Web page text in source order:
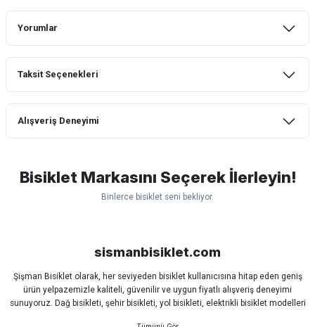
Yorumlar
Taksit Seçenekleri
Alışveriş Deneyimi
lastik yanak kısmından 3cm yarıldı ama
normal sürüşe uygun
Bahriye Akay Tan | 21/07/2026
Siparişim problemsiz geldi teşekkürler.
Bisiklet Markasını Seçerek İlerleyin!
Binlerce bisiklet seni bekliyor.
sismanbisiklet.com
Şişman Bisiklet olarak, her seviyeden bisiklet kullanıcısına hitap eden geniş
ürün yelpazemizle kaliteli, güvenilir ve uygun fiyatlı alışveriş deneyimi
sunuyoruz. Dağ bisikleti, şehir bisikleti, yol bisikleti, elektrikli bisiklet modelleri